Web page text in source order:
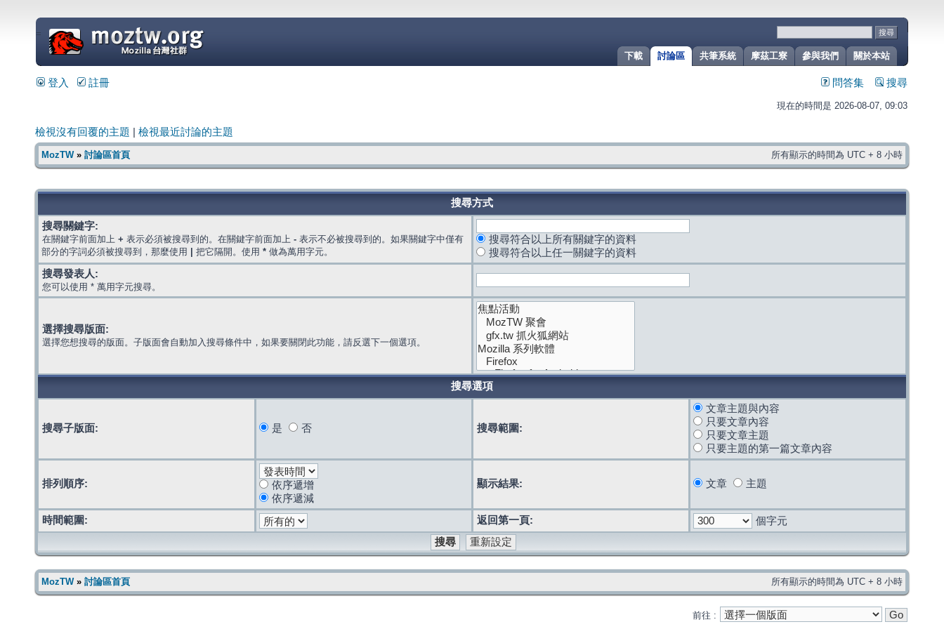
關於本站
參與我們
摩茲工寮
共筆系統
討論區
下載
=
登入 註冊 問答集 搜尋
現在的時間是 2026-08-07, 09:03
檢視沒有回覆的主題 檢視最近討論的主題
MozTW» 討論區首頁 所有顯示的時間為 UTC + 8 小時
搜尋方式
搜尋關鍵字:
在關鍵字前面加上 + 表示必須被搜尋到的。在關鍵字前面加上 - 表示不必被搜尋到的。如果關鍵字中僅有
部分的字詞必須被搜尋到，那麼使用
把它隔開。使用 * 做為萬用字元。
搜尋符合以上所有關鍵字的資料
搜尋符合以上任一關鍵字的資料
搜尋發表人:
您可以使用 * 萬用字元搜尋。
選擇搜尋版面:
選擇您想搜尋的版面。子版面會自動加入搜尋條件中，如果要關閉此功能，請反選下一個選項。
搜尋選項
搜尋子版面: 是 否 搜尋範圍:
文章主題與內容
只要文章內容
只要文章主題
只要主題的第一篇文章內容
排列順序:
依序遞增
依序遞減
顯示結果: 文章 主題
時間範圍: 返回第一頁: 個字元
MozTW» 討論區首頁 所有顯示的時間為 UTC + 8 小時
前往 :